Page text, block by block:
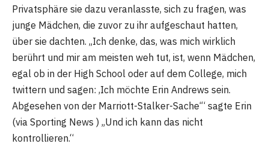
Privatsphäre sie dazu veranlasste, sich zu fragen, was
junge Mädchen, die zuvor zu ihr aufgeschaut hatten,
über sie dachten. „Ich denke, das, was mich wirklich
berührt und mir am meisten weh tut, ist, wenn Mädchen,
egal ob in der High School oder auf dem College, mich
twittern und sagen: ‚Ich möchte Erin Andrews sein.
Abgesehen von der Marriott-Stalker-Sache‘“ sagte Erin
(via Sporting News ) „Und ich kann das nicht
kontrollieren.“